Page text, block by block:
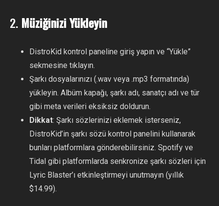
2. Müziğinizi Yükleyin
DistroKid kontrol paneline giriş yapın ve “Yükle”
sekmesine tıklayın.
Şarkı dosyalarınızı (.wav veya .mp3 formatında)
yükleyin. Albüm kapağı, şarkı adı, sanatçı adı ve tür
gibi meta verileri eksiksiz doldurun.
Dikkat: Şarkı sözlerinizi eklemek isterseniz,
DistroKid’in şarkı sözü kontrol panelini kullanarak
bunları platformlara gönderebilirsiniz. Spotify ve
Tidal gibi platformlarda senkronize şarkı sözleri için
Lyric Blaster’ı etkinleştirmeyi unutmayın (yıllık
$14.99).